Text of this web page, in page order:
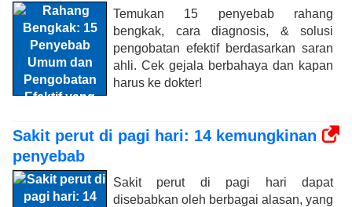
Temukan 15 penyebab rahang
bengkak, cara diagnosis, & solusi
pengobatan efektif berdasarkan saran
ahli. Cek gejala berbahaya dan kapan
harus ke dokter!
Sakit perut di pagi hari: 14 kemungkinan
penyebab
Sakit perut di pagi hari dapat
disebabkan oleh berbagai alasan, yang